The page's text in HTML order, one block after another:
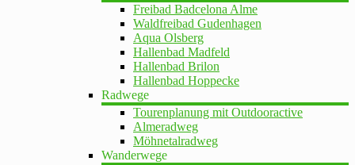
Freibad Badcelona Alme
Waldfreibad Gudenhagen
Aqua Olsberg
Hallenbad Madfeld
Hallenbad Brilon
Hallenbad Hoppecke
Radwege
Tourenplanung mit Outdooractive
Almeradweg
Möhnetalradweg
Wanderwege